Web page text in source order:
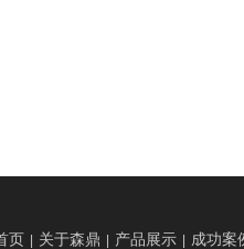
页 关于森鼎 产品展示 成功案